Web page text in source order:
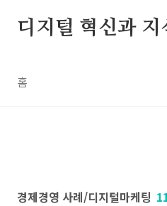
디지털 혁신과 지
홈
경제경영 사례/디지털마케팅